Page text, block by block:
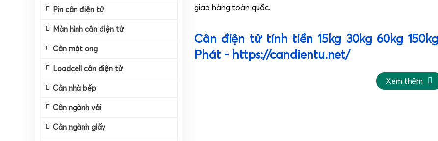
Pin cân điện tử
Màn hình cân điện tử
Cân mật ong
Loadcell cân điện tử
Cân nhà bếp
Cân ngành vải
Cân ngành giấy
giao hàng toàn quốc.
Cân điện tử tính tiền 15kg 30kg 60kg
Phát - https://candientu.net/
Cân điện tử tính tiền là gì và sử dụng cân tính tiền bán trái
Xem thêm